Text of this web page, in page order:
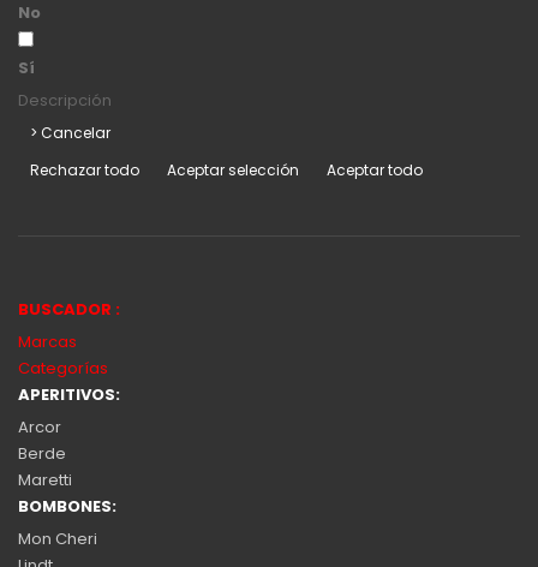
No
Sí
Descripción
> Cancelar
Rechazar todo
Aceptar selección Aceptar todo
BUSCADOR :
Marcas
Categorías
APERITIVOS:
Arcor
Berde
Maretti
BOMBONES:
Mon Cheri